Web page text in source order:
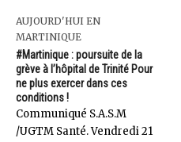
AUJOURD'HUI EN
MARTINIQUE
#Martinique : poursuite de la
grève à l’hôpital de Trinité Pour
ne plus exercer dans ces
conditions !
Communiqué S.A.S.M
/UGTM Santé. Vendredi 21